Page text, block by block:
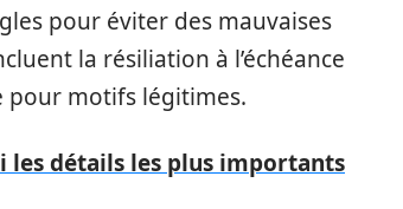
pour éviter des mauvaises
la résiliation à l’échéance
pour motifs légitimes.
les détails les plus importants